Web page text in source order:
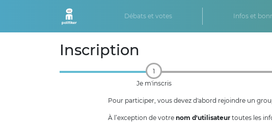
Débats et votes Infos et
Inscription
1
Je m'inscris
Pour participer, vous devez d'abord rejoindre un
À l’exception de votre nom d'utilisateur toutes les